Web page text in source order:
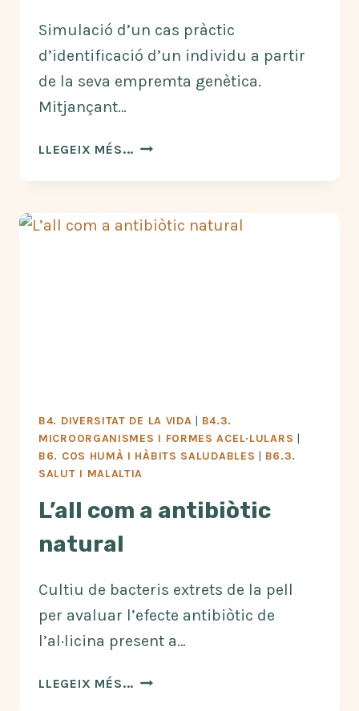
Simulació d’un cas pràctic
d’identificació d’un individu a partir
de la seva empremta genètica.
Mitjançant…
LLEGEIX MÉS... SIMULACIÓ
GENÈTICA
B4. DIVERSITAT DE LA VIDA | B4.3.
MICROORGANISMES I FORMES ACEL·LULARS |
B6. COS HUMÀ I HÀBITS SALUDABLES | B6.3.
SALUT I MALALTIA
L’all com a antibiòtic
natural
Cultiu de bacteris extrets de la pell
per avaluar l’efecte antibiòtic de
l’al·licina present a…
LLEGEIX MÉS... L’ALL